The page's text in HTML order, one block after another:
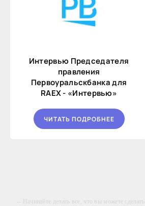
Интервью Председателя
правления
Первоуральскбанка для
RAEX - «Интервью»
ЧИТАТЬ ПОДРОБНЕЕ
-- Начинайте делать все, что вы можете сделать